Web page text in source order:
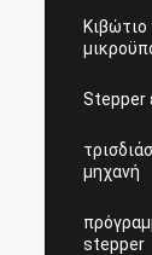
Stepper
μηχανή
stepper